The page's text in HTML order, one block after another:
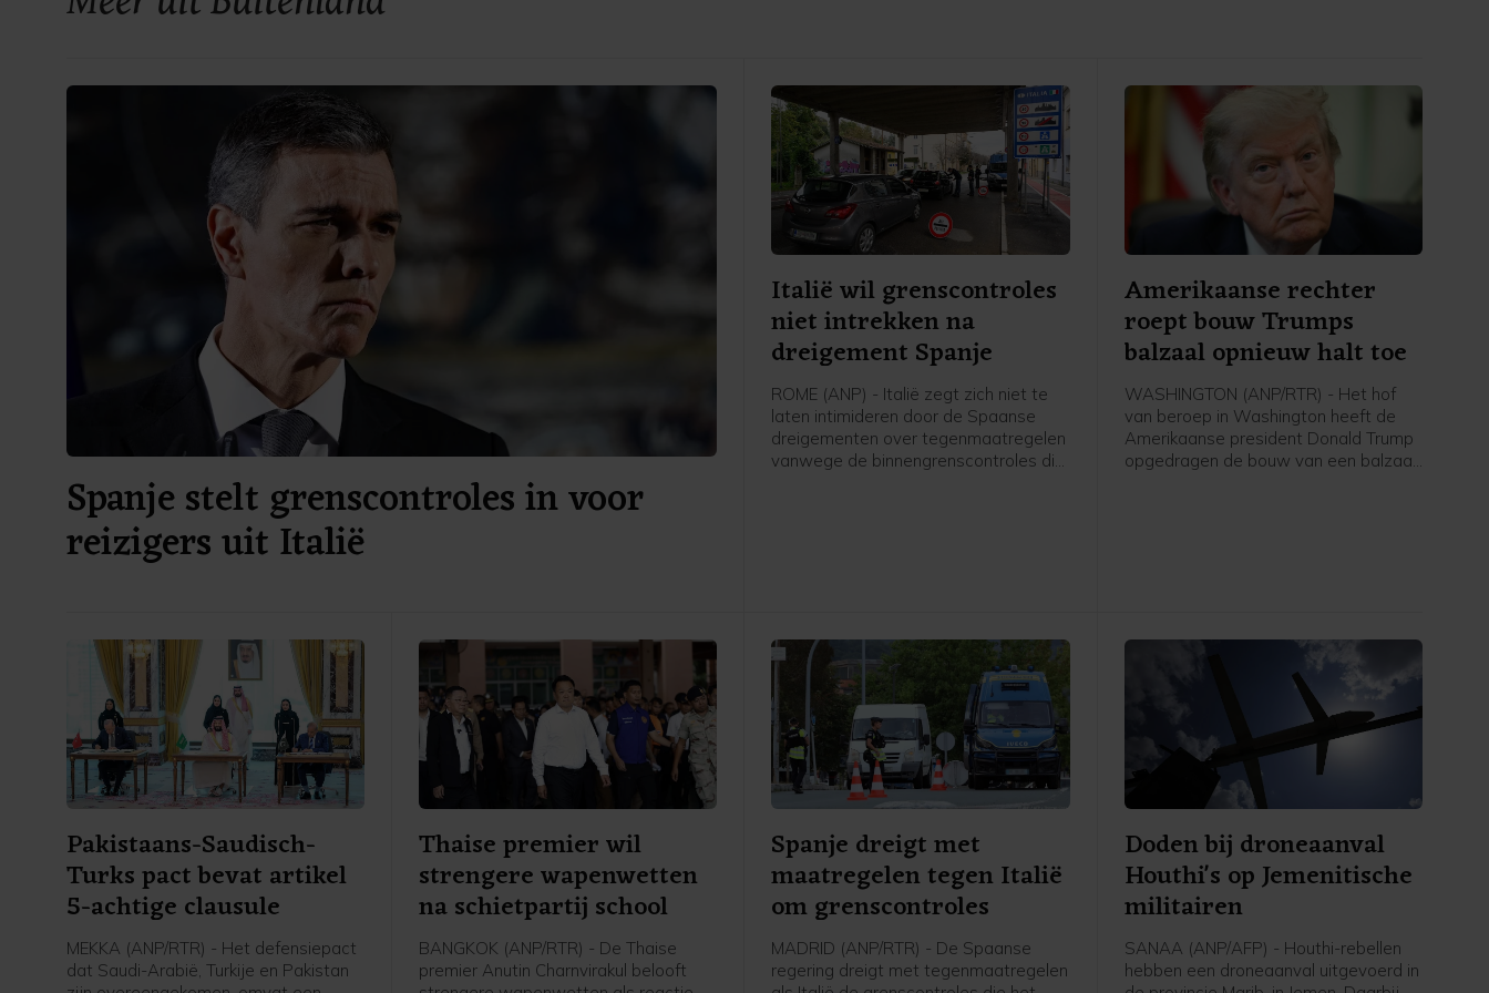
Spanje stelt grenscontroles in voor
reizigers uit Italië
Italië wil grenscontroles
niet intrekken na
dreigement Spanje
ROME (ANP) - Italië zegt zich niet te
laten intimideren door de Spaanse
dreigementen over tegenmaatregelen
vanwege de binnengrenscontroles die
Amerikaanse rechter
roept bouw Trumps
balzaal opnieuw halt toe
WASHINGTON (ANP/RTR) - Het hof
van beroep in Washington heeft de
Amerikaanse president Donald Trump
opgedragen de bouw van een balzaal
Pakistaans-Saudisch-
Turks pact bevat artikel
5-achtige clausule
MEKKA (ANP/RTR) - Het defensiepact
dat Saudi-Arabië, Turkije en Pakistan
Thaise premier wil
strengere wapenwetten
na schietpartij school
BANGKOK (ANP/RTR) - De Thaise
premier Anutin Charnvirakul belooft
Spanje dreigt met
maatregelen tegen Italië
om grenscontroles
MADRID (ANP/RTR) - De Spaanse
regering dreigt met tegenmaatregelen
Doden bij droneaanval
Houthi's op Jemenitische
militairen
SANAA (ANP/AFP) - Houthi-rebellen
hebben een droneaanval uitgevoerd in